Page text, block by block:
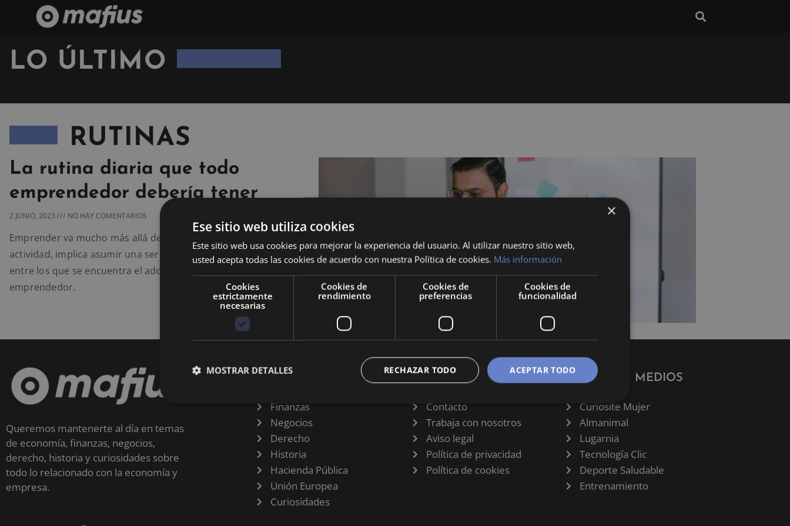
LO ÚLTIMO
RUTINAS
La rutina diaria que todo
emprendedor debería tener
2 JUNIO, 2023 NO HAY COMENTARIOS
Emprender va mucho más allá de aventurarse con un negocio o
actividad, implica asumir una serie de retos y responsabilidades,
entre los que se encuentra el adoptar la rutina de un
emprendedor.
Queremos mantenerte al día en temas
de economía, finanzas, negocios,
derecho, historia y curiosidades sobre
todo lo relacionado con la economía y
empresa.
Finanzas
Negocios
Derecho
Historia
Hacienda Pública
Unión Europea
Curiosidades
INFORMACIÓN
Contacto
Trabaja con nosotros
Aviso legal
Política de privacidad
Política de cookies
NUESTROS MEDIOS
Curiosite Mujer
Almanimal
Lugarnia
Tecnología Clic
Deporte Saludable
Entrenamiento
×
Ese sitio web utiliza cookies
Este sitio web usa cookies para mejorar la experiencia del usuario. Al utilizar nuestro sitio web,
usted acepta todas las cookies de acuerdo con nuestra Política de cookies. Más información
Cookies
estrictamente
necesarias
Cookies de
rendimiento
Cookies de
preferencias
Cookies de
funcionalidad
ACEPTAR TODO
RECHAZAR TODO
MOSTRAR DETALLES